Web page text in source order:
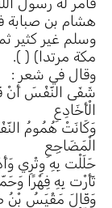
هشام بن صبابة
وسلم غير كثير
مكة مرتدا) ( ).
وقال في شعر :
شَفَى النّفْسَ أَنْ
الْأَخَادِعِ
وَكَانَتْ هُمُومُ
الْمَضَاجِعِ
حَلَلْت بِهِ وِتْرِي
ثَأَرْت بِهِ فِهْرًا
وَقَالَ مَقْيَسُ بْنُ